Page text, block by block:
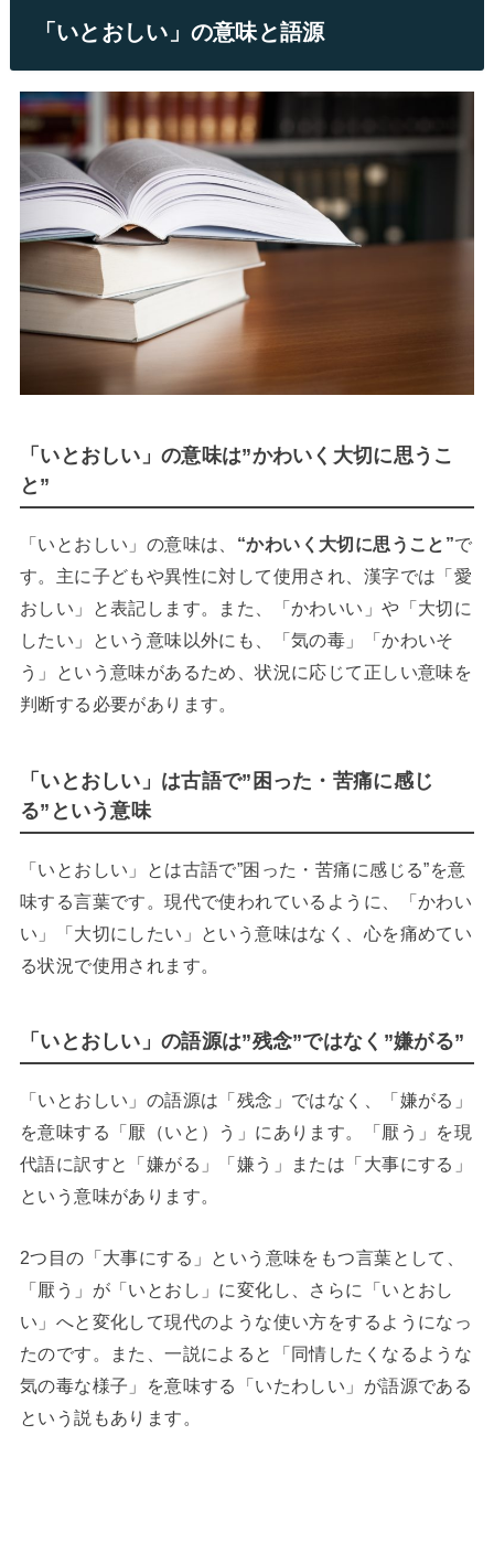
「いとおしい」の意味と語源
「いとおしい」の意味は”かわいく大切に思うこ
と”
「いとおしい」の意味は、 “かわいく大切に思うこと”で
す。主に子どもや異性に対して使用され、漢字では「愛
おしい」と表記します。また、「かわいい」や「大切に
したい」という意味以外にも、「気の毒」「かわいそ
う」という意味があるため、状況に応じて正しい意味を
判断する必要があります。
「いとおしい」は古語で”困った・苦痛に感じ
る”という意味
「いとおしい」とは古語で”困った・苦痛に感じる”を意
味する言葉です。現代で使われているように、「かわい
い」「大切にしたい」という意味はなく、心を痛めてい
る状況で使用されます。
「いとおしい」の語源は”残念”ではなく”嫌がる”
「いとおしい」の語源は「残念」ではなく、「嫌がる」
を意味する「厭（いと）う」にあります。「厭う」を現
代語に訳すと「嫌がる」「嫌う」または「大事にする」
という意味があります。
2つ目の「大事にする」という意味をもつ言葉として、
「厭う」が「いとおし」に変化し、さらに「いとおし
い」へと変化して現代のような使い方をするようになっ
たのです。また、一説によると「同情したくなるような
気の毒な様子」を意味する「いたわしい」が語源である
という説もあります。